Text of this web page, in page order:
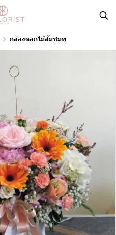
กล่องดอกไม้ส้มชมพู